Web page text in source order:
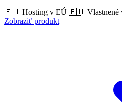
🇪🇺 Hosting v EÚ 🇪🇺 Vlastnené
Zobraziť produkt